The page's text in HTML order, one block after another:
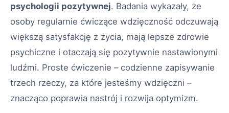
psychologii pozytywnej. Badania wykazały, że
osoby regularnie ćwiczące wdzięczność odczuwają
większą satysfakcję z życia, mają lepsze zdrowie
psychiczne i otaczają się pozytywnie nastawionymi
ludźmi. Proste ćwiczenie – codzienne zapisywanie
trzech rzeczy, za które jesteśmy wdzięczni –
znacząco poprawia nastrój i rozwija optymizm.